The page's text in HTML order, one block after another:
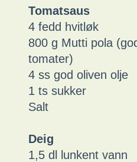
Tomatsaus
4 fedd hvitløk
800 g Mutti pola
tomater)
4 ss god oliven olje
1 ts sukker
Salt
Deig
1,5 dl lunkent vann